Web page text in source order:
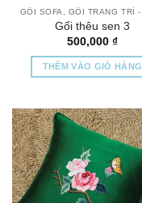
Gối thêu sen 3
500,000 ₫
THÊM VÀO GIỎ HÀNG